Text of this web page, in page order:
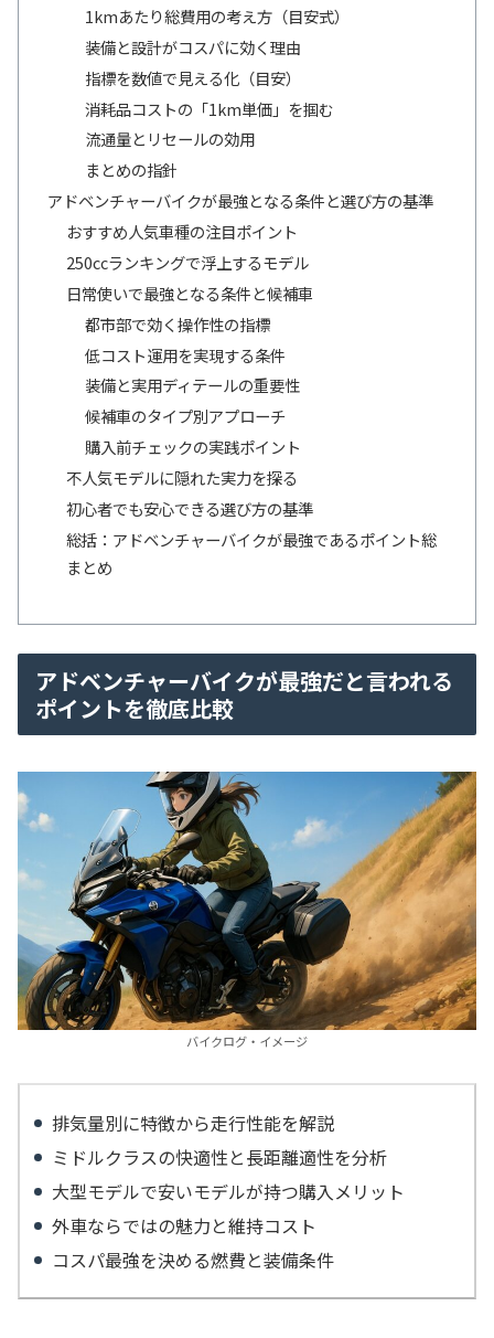
1kmあたり総費用の考え方（目安式）
装備と設計がコスパに効く理由
指標を数値で見える化（目安）
消耗品コストの「1km単価」を掴む
流通量とリセールの効用
まとめの指針
アドベンチャーバイクが最強となる条件と選び方の基準
おすすめ人気車種の注目ポイント
250ccランキングで浮上するモデル
日常使いで最強となる条件と候補車
都市部で効く操作性の指標
低コスト運用を実現する条件
装備と実用ディテールの重要性
候補車のタイプ別アプローチ
購入前チェックの実践ポイント
不人気モデルに隠れた実力を探る
初心者でも安心できる選び方の基準
総括：アドベンチャーバイクが最強であるポイント総
まとめ
アドベンチャーバイクが最強だと言われる
ポイントを徹底比較
バイクログ・イメージ
排気量別に特徴から走行性能を解説
ミドルクラスの快適性と長距離適性を分析
大型モデルで安いモデルが持つ購入メリット
外車ならではの魅力と維持コスト
コスパ最強を決める燃費と装備条件